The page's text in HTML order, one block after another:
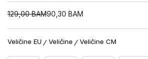
129,00 BAM90,30 BAM
Veličine EU Veličine Veličine CM